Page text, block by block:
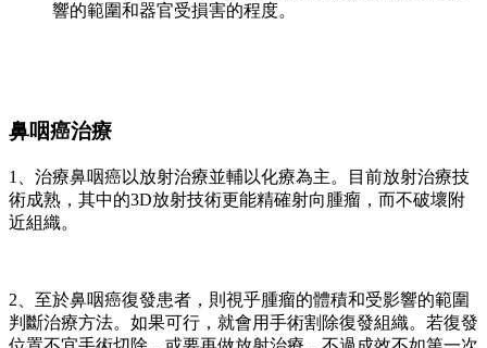
響的範圍和器官受損害的程度。
鼻咽癌治療
1、治療鼻咽癌以放射治療並輔以化療為主。目前放射治療技
術成熟，其中的3D放射技術更能精確射向腫瘤，而不破壞附
近組織。
2、至於鼻咽癌復發患者，則視乎腫瘤的體積和受影響的範圍
判斷治療方法。如果可行，就會用手術割除復發組織。若復發